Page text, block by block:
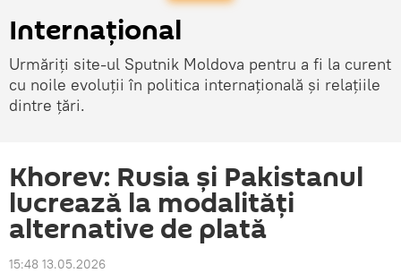
Internațional
Urmăriți site-ul Sputnik Moldova pentru a fi la curent
cu noile evoluții în politica internațională și relațiile
dintre țări.
Khorev: Rusia și Pakistanul
lucrează la modalități
alternative de plată
15:48 13.05.2026